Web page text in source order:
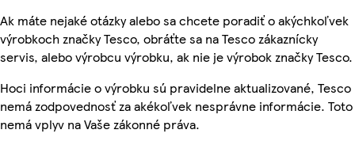
Ak máte nejaké otázky alebo sa chcete poradiť o akýchkoľvek
výrobkoch značky Tesco, obráťte sa na Tesco zákaznícky
servis, alebo výrobcu výrobku, ak nie je výrobok značky Tesco.
Hoci informácie o výrobku sú pravidelne aktualizované, Tesco
nemá zodpovednosť za akékoľvek nesprávne informácie. Toto
nemá vplyv na Vaše zákonné práva.